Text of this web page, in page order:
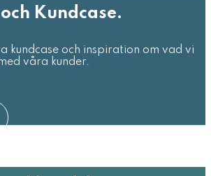
Kundcase.
kundcase och inspiration om vad vi
våra kunder.